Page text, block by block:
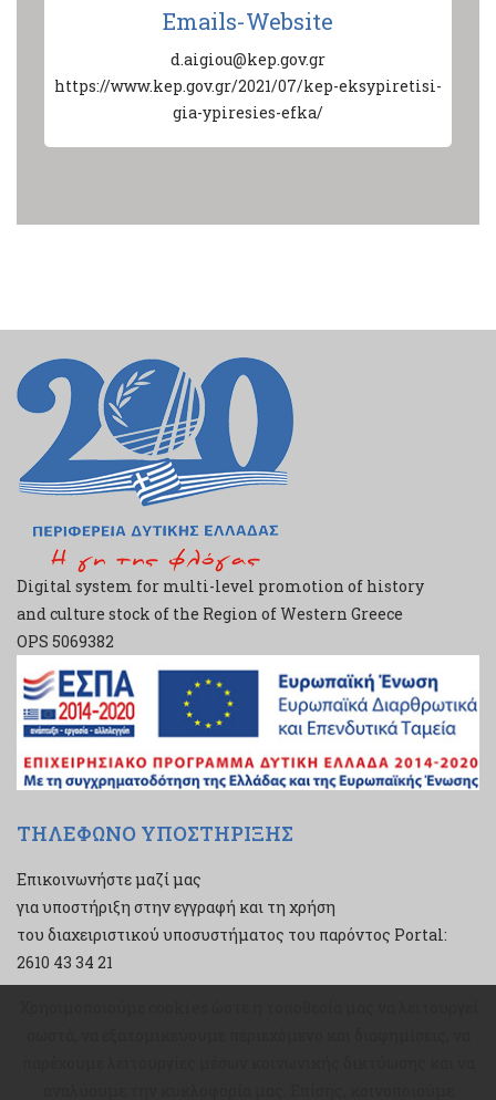
Emails-Website
d.aigiou@kep.gov.gr
https://www.kep.gov.gr/2021/07/kep-eksypiretisi-
gia-ypiresies-efka/
Digital system for multi-level promotion of history
and culture stock of the Region of Western Greece
ΟPS 5069382
ΤΗΛΕΦΩΝΟ ΥΠΟΣΤΗΡΙΞΗΣ
Επικοινωνήστε μαζί μας
για υποστήριξη στην εγγραφή και τη χρήση
του διαχειριστικού υποσυστήματος του παρόντος Portal:
2610 43 34 21